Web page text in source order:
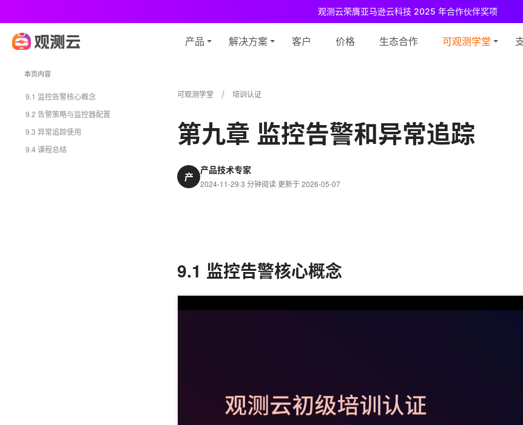
观测云荣膺亚马逊云科技 2025 年合作伙伴奖项
观测云免费版现已推出！ 专为中小团队与个人开发者设计，立享强大
产品 解决方案 客户 价格 生态合作 可观测学堂
可观测学堂 培训认证
第九章 监控告警和异常追踪
产
产品技术专家
2024-11-29·3 分钟阅读·更新于 2026-05-07
本页内容
9.1 监控告警核心概念
9.2 告警策略与监控器配置
9.3 异常追踪使用
9.4 课程总结
9.1 监控告警核心概念